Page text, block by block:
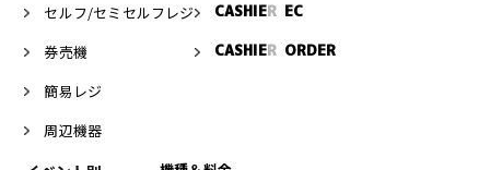
セルフ/セミセルフレジ
券売機
簡易レジ
周辺機器
CASHIER EC
CASHIER ORDER